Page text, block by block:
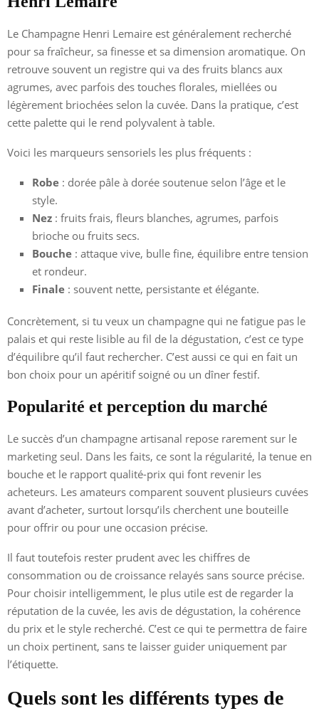
Le Champagne Henri Lemaire est généralement recherché
pour sa fraîcheur, sa finesse et sa dimension aromatique. On
retrouve souvent un registre qui va des fruits blancs aux
agrumes, avec parfois des touches florales, miellées ou
légèrement briochées selon la cuvée. Dans la pratique, c’est
cette palette qui le rend polyvalent à table.
Voici les marqueurs sensoriels les plus fréquents :
Robe : dorée pâle à dorée soutenue selon l’âge et le
style.
Nez : fruits frais, fleurs blanches, agrumes, parfois
brioche ou fruits secs.
Bouche : attaque vive, bulle fine, équilibre entre tension
et rondeur.
Finale : souvent nette, persistante et élégante.
Concrètement, si tu veux un champagne qui ne fatigue pas le
palais et qui reste lisible au fil de la dégustation, c’est ce type
d’équilibre qu’il faut rechercher. C’est aussi ce qui en fait un
bon choix pour un apéritif soigné ou un dîner festif.
Popularité et perception du marché
Le succès d’un champagne artisanal repose rarement sur le
marketing seul. Dans les faits, ce sont la régularité, la tenue en
bouche et le rapport qualité-prix qui font revenir les
acheteurs. Les amateurs comparent souvent plusieurs cuvées
avant d’acheter, surtout lorsqu’ils cherchent une bouteille
pour offrir ou pour une occasion précise.
Il faut toutefois rester prudent avec les chiffres de
consommation ou de croissance relayés sans source précise.
Pour choisir intelligemment, le plus utile est de regarder la
réputation de la cuvée, les avis de dégustation, la cohérence
du prix et le style recherché. C’est ce qui te permettra de faire
un choix pertinent, sans te laisser guider uniquement par
l’étiquette.
Quels sont les différents types de